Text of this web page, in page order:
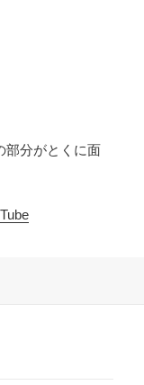
分がとくに面